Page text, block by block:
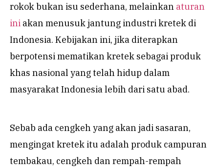
rokok bukan isu sederhana, melainkan aturan
ini akan menusuk jantung industri kretek di
Indonesia. Kebijakan ini, jika diterapkan
berpotensi mematikan kretek sebagai produk
khas nasional yang telah hidup dalam
masyarakat Indonesia lebih dari satu abad.
Sebab ada cengkeh yang akan jadi sasaran,
mengingat kretek itu adalah produk campuran
tembakau, cengkeh dan rempah-rempah